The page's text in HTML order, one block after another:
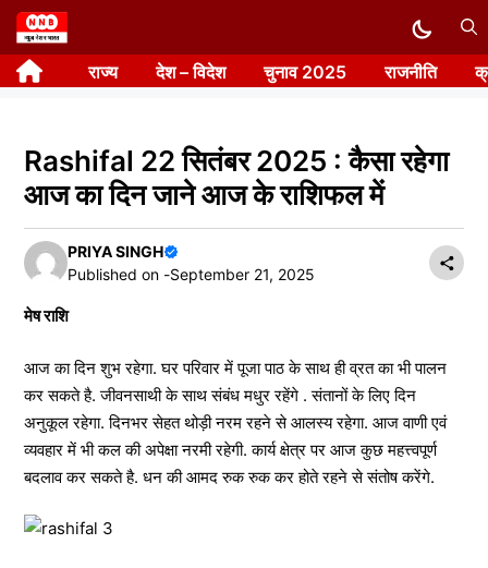
Skip
to
content राज्य देश – विदेश चुनाव 2025 राजनीति
Rashifal 22 सितंबर 2025 : कैसा रहेगा
आज का दिन जाने आज के राशिफल में
PRIYA SINGH
Published on -September 21, 2025
मेष राशि
आज का दिन शुभ रहेगा. घर परिवार में पूजा पाठ के साथ ही व्रत का भी पालन
कर सकते है. जीवनसाथी के साथ संबंध मधुर रहेंगे . संतानों के लिए दिन
अनुकूल रहेगा. दिनभर सेहत थोड़ी नरम रहने से आलस्य रहेगा. आज वाणी एवं
व्यवहार में भी कल की अपेक्षा नरमी रहेगी. कार्य क्षेत्र पर आज कुछ महत्त्वपूर्ण
बदलाव कर सकते है. धन की आमद रुक रुक कर होते रहने से संतोष करेंगे.